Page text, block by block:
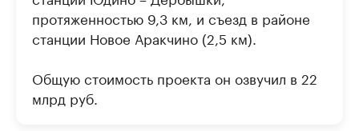
протяженностью 9,3 км, и съезд в районе
станции Новое Аракчино (2,5 км).
Общую стоимость проекта он озвучил в 22
млрд руб.